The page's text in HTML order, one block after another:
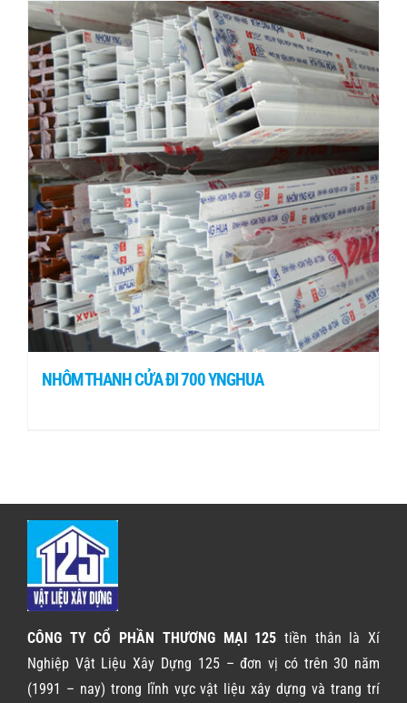
NHÔM THANH CỬA ĐI 700 YNGHUA
CÔNG TY CỔ PHẦN THƯƠNG MẠI 125 tiền thân là Xí
Nghiệp Vật Liệu Xây Dựng 125 – đơn vị có trên 30 năm
(1991 – nay) trong lĩnh vực vật liệu xây dựng và trang trí